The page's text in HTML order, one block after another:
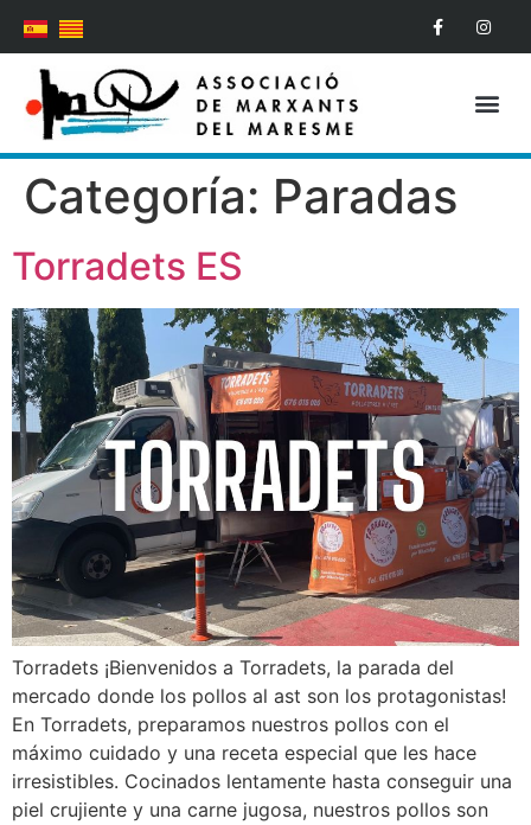
Categoría: Paradas
Torradets ES
Torradets ¡Bienvenidos a Torradets, la parada del
mercado donde los pollos al ast son los protagonistas!
En Torradets, preparamos nuestros pollos con el
máximo cuidado y una receta especial que les hace
irresistibles. Cocinados lentamente hasta conseguir una
piel crujiente y una carne jugosa, nuestros pollos son